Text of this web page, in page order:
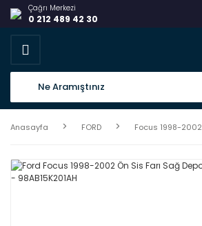
Çağrı Merkezi
0 212 489 42 30
Anasayfa FORD Focus 1998-2002